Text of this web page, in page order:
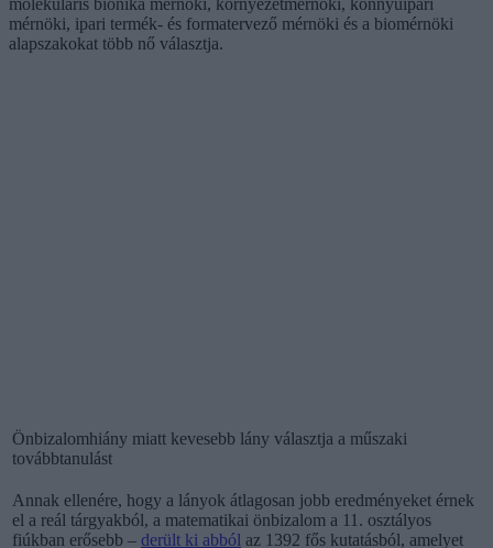
mérnöki, ipari termék- és formatervező mérnöki és a biomérnöki
alapszakokat több nő választja.
Önbizalomhiány miatt kevesebb lány választja a műszaki
továbbtanulást
Annak ellenére, hogy a lányok átlagosan jobb eredményeket érnek
el a reál tárgyakból, a matematikai önbizalom a 11. osztályos
fiúkban erősebb – derült ki abból az 1392 fős kutatásból, amelyet